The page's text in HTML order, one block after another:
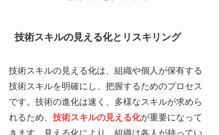
技術スキルの見える化とリスキリング
技術スキルの見える化は、組織や個人が保有する
技術スキルを明確にし、把握するためのプロセス
です。技術の進化は速く、多様なスキルが求めら
れるため、 技術スキルの見える化が重要になって